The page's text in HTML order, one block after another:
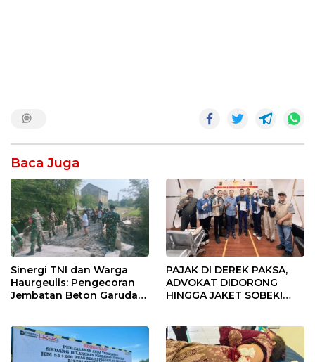
Baca Juga
Sinergi TNI dan Warga
Haurgeulis: Pengecoran
Jembatan Beton Garuda
PAJAK DI DEREK PAKSA,
ADVOKAT DIDORONG
HINGGA JAKET SOBEK!
Pekanbaru!